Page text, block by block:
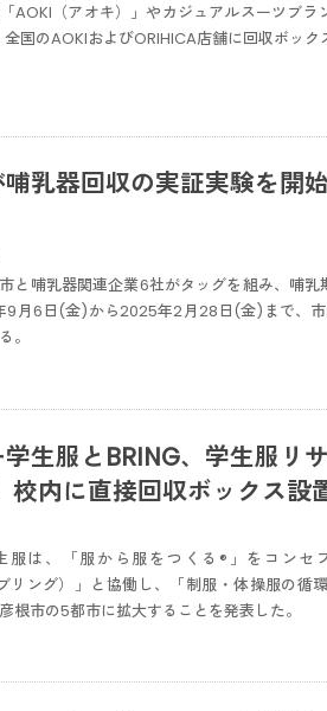
AOKI（アオキ）」やカジュアルスーツブ
国のAOKIおよびORIHICA店舗に回収ボッ
乳器回収の実証実験を開
と哺乳器関連企業6社がタッグを組み、哺
9月6日(金)から2025年2月28日(金)まで、
。
生服とBRING、学生服リ
校内に直接回収ボックス設
服は、「服から服をつくる®」をコン
リング）」と協働し、「制服・体操服の
根市の5都市に拡大することを発表した。